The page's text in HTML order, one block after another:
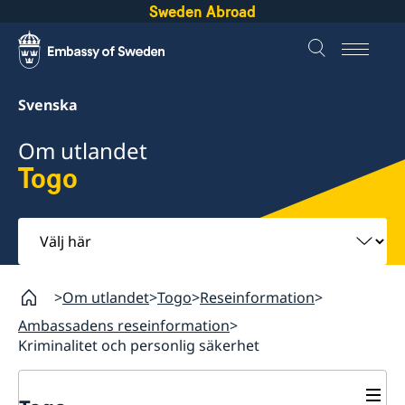
Sweden Abroad
Svenska
Om utlandet
Togo
Välj
här
Om utlandet Togo Reseinformation
Ambassadens reseinformation
Kriminalitet och personlig säkerhet